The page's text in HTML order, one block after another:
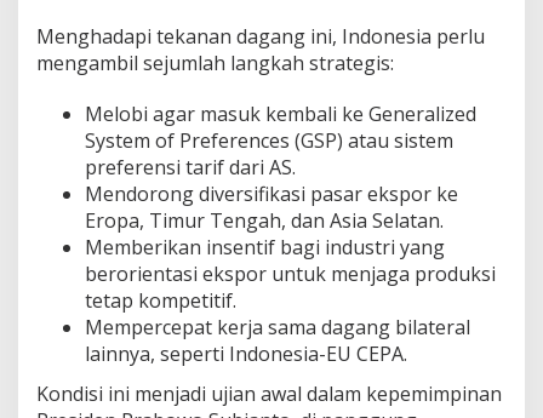
Menghadapi tekanan dagang ini, Indonesia perlu
mengambil sejumlah langkah strategis:
Melobi agar masuk kembali ke Generalized
System of Preferences (GSP) atau sistem
preferensi tarif dari AS.
Mendorong diversifikasi pasar ekspor ke
Eropa, Timur Tengah, dan Asia Selatan.
Memberikan insentif bagi industri yang
berorientasi ekspor untuk menjaga produksi
tetap kompetitif.
Mempercepat kerja sama dagang bilateral
lainnya, seperti Indonesia-EU CEPA.
Kondisi ini menjadi ujian awal dalam kepemimpinan